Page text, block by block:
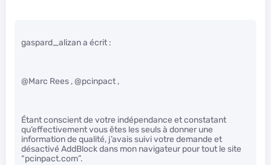
gaspard_alizan a écrit :
@Marc Rees , @pcinpact ,
Étant conscient de votre indépendance et constatant
qu’effectivement vous êtes les seuls à donner une
information de qualité, j’avais suivi votre demande et
désactivé AddBlock dans mon navigateur pour tout le site
“pcinpact.com”.